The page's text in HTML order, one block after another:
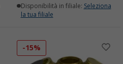
Disponibilità in filiale: Seleziona
la tua filiale
-15%